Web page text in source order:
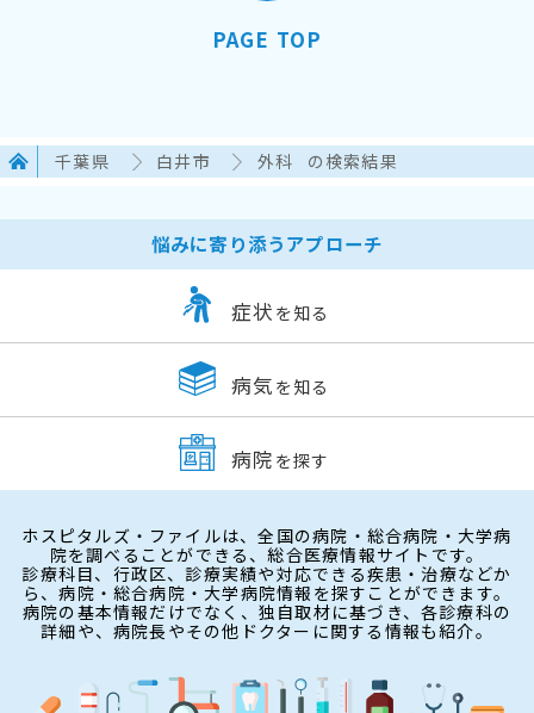
PAGE TOP
千葉県 白井市 外科 の検索結果
悩みに寄り添うアプローチ
症状 を知る
病気 を知る
病院 を探す
ホスピタルズ・ファイルは、全国の病院・総合病院・大学病
院を調べることができる、総合医療情報サイトです。
診療科目、行政区、診療実績や対応できる疾患・治療などか
ら、病院・総合病院・大学病院情報を探すことができます。
病院の基本情報だけでなく、独自取材に基づき、各診療科の
詳細や、病院長やその他ドクターに関する情報も紹介。